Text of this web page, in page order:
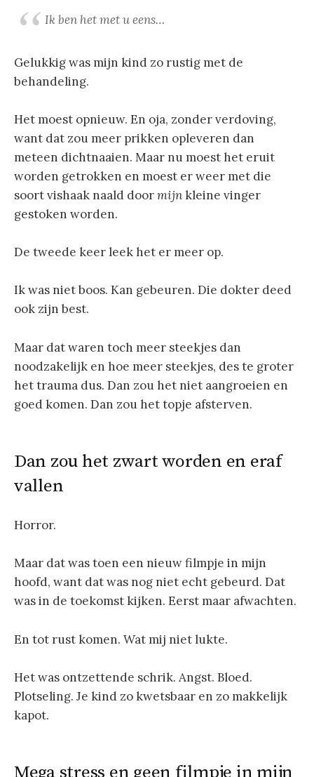
Ik ben het met u eens…
Gelukkig was mijn kind zo rustig met de
behandeling.
Het moest opnieuw. En oja, zonder verdoving,
want dat zou meer prikken opleveren dan
meteen dichtnaaien. Maar nu moest het eruit
worden getrokken en moest er weer met die
soort vishaak naald doormijnkleine vinger
gestoken worden.
De tweede keer leek het er meer op.
Ik was niet boos. Kan gebeuren. Die dokter deed
ook zijn best.
Maar dat waren toch meer steekjes dan
noodzakelijk en hoe meer steekjes, des te groter
het trauma dus. Dan zou het niet aangroeien en
goed komen. Dan zou het topje afsterven.
Dan zou het zwart worden en eraf
vallen
Horror.
Maar dat was toen een nieuw filmpje in mijn
hoofd, want dat was nog niet echt gebeurd. Dat
was in de toekomst kijken. Eerst maar afwachten.
En tot rust komen. Wat mij niet lukte.
Het was ontzettende schrik. Angst. Bloed.
Plotseling. Je kind zo kwetsbaar en zo makkelijk
kapot.
Mega stress en geen filmpje in mijn